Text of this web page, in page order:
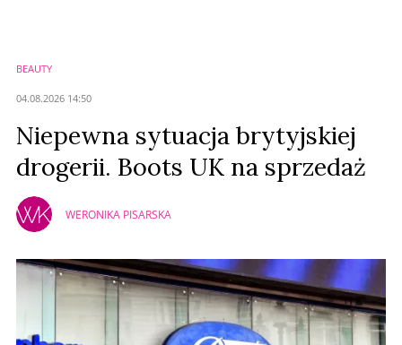
BEAUTY
04.08.2026 14:50
Niepewna sytuacja brytyjskiej
drogerii. Boots UK na sprzedaż
WERONIKA PISARSKA